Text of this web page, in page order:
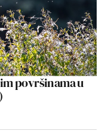
površinama u